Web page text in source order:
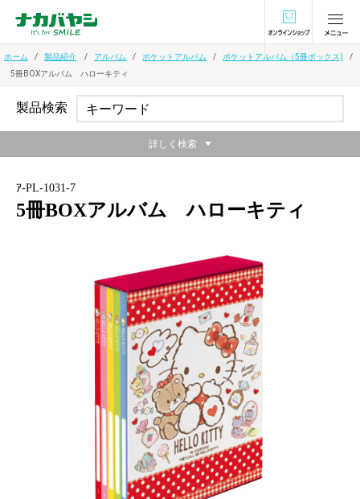
オンラインショ
ホーム 製品紹介 アルバム ポケットアルバム
ポケットアルバム（5冊ボックス)
5冊BOXアルバム ハローキティ
ｱ-PL-1031-7
5冊BOXアルバム ハローキティ
L判5冊ボックスアルバム
3段タイプ 210枚収納
メーカー希望小売価格：
無線綴式L判3段ポケット
製品検索
詳しく検索